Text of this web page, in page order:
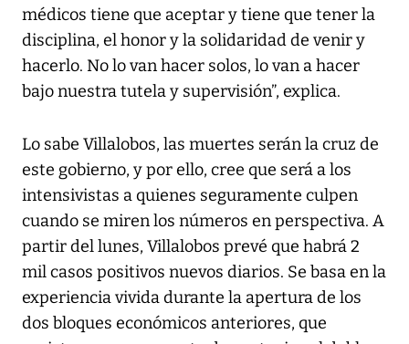
médicos tiene que aceptar y tiene que tener la
disciplina, el honor y la solidaridad de venir y
hacerlo. No lo van hacer solos, lo van a hacer
bajo nuestra tutela y supervisión”, explica.
Lo sabe Villalobos, las muertes serán la cruz de
este gobierno, y por ello, cree que será a los
intensivistas a quienes seguramente culpen
cuando se miren los números en perspectiva. A
partir del lunes, Villalobos prevé que habrá 2
mil casos positivos nuevos diarios. Se basa en la
experiencia vivida durante la apertura de los
dos bloques económicos anteriores, que